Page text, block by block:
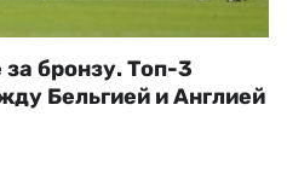
бронзу. Топ-3
Бельгией и Англией